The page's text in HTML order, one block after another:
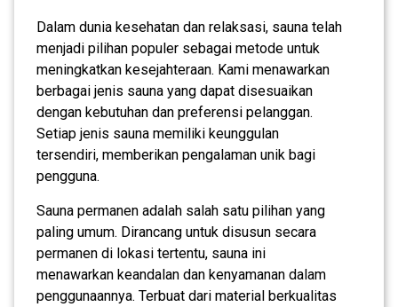
Dalam dunia kesehatan dan relaksasi, sauna telah
menjadi pilihan populer sebagai metode untuk
meningkatkan kesejahteraan. Kami menawarkan
berbagai jenis sauna yang dapat disesuaikan
dengan kebutuhan dan preferensi pelanggan.
Setiap jenis sauna memiliki keunggulan
tersendiri, memberikan pengalaman unik bagi
pengguna.
Sauna permanen adalah salah satu pilihan yang
paling umum. Dirancang untuk disusun secara
permanen di lokasi tertentu, sauna ini
menawarkan keandalan dan kenyamanan dalam
penggunaannya. Terbuat dari material berkualitas